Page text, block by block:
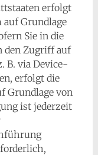
erfolgt
auf Grundlage
Sie in die
den Zugriff auf
B. via Device-
erfolgt die
Grundlage von
ist jederzeit